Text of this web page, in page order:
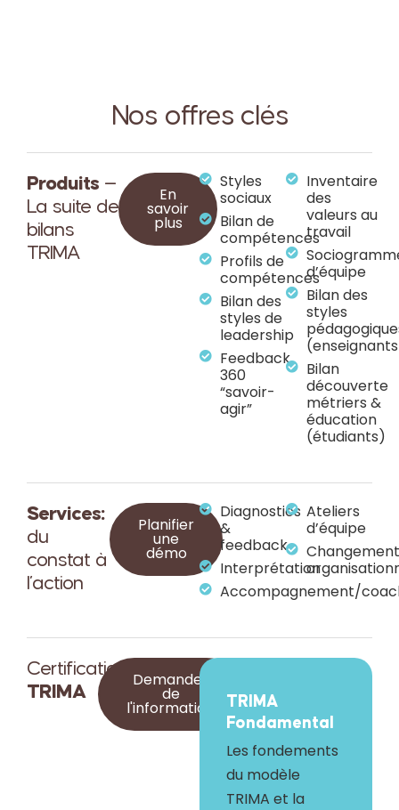
Nos offres clés
Produits —
La suite de
bilans
TRIMA
En
savoir
plus
Styles
sociaux
Bilan de
compétences
Profils de
compétences
Bilan des
styles de
leadership
Feedback
360
“savoir-
agir”
Inventaire
des
valeurs au
travail
d’équipe
Bilan des
styles
Bilan
découverte
métriers &
éducation
(étudiants)
Services:
du
constat à
l’action
Planifier
une
démo
Diagnostics
&
feedback
Interprétation
Accompagnement/
Ateliers
d’équipe
Certifications
TRIMA
Demander
de
l'information
TRIMA
Fondamental
Les fondements
du modèle
TRIMA et la